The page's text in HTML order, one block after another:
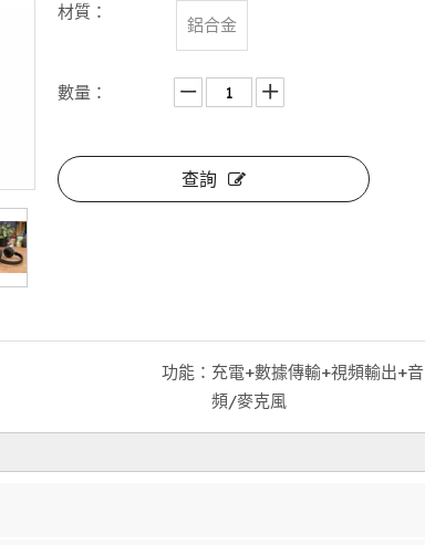
材質：
鋁合金
數量：
查詢
功能： 充電+數據傳輸+視頻輸出+音
頻/麥克風